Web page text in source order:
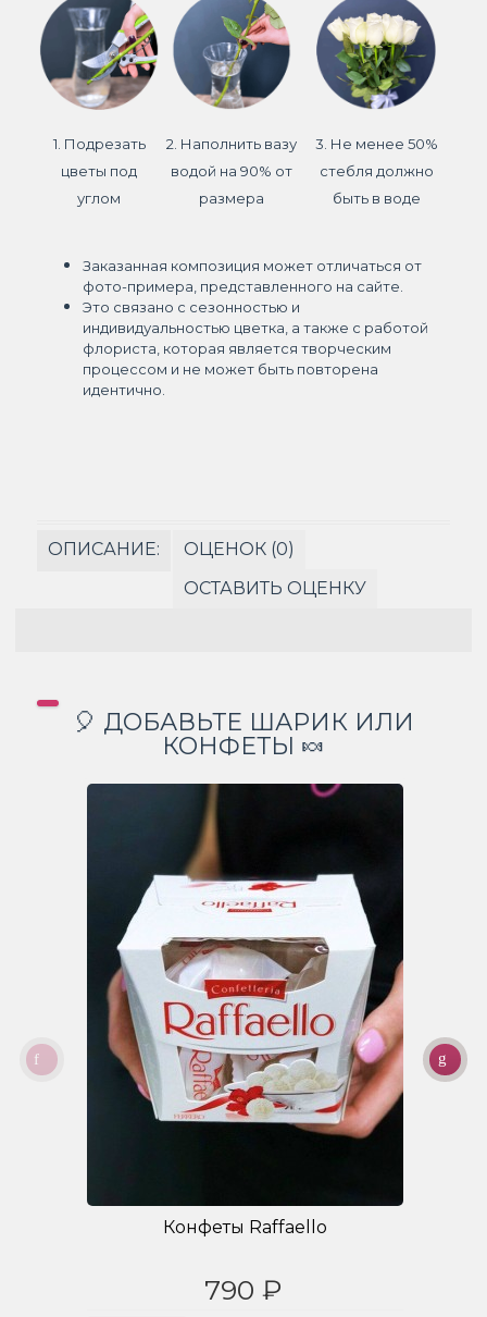
1. Подрезать
цветы под
углом
2. Наполнить вазу
водой на 90% от
размера
3. Не менее 50%
стебля должно
быть в воде
Заказанная композиция может отличаться от
фото-примера, представленного на сайте.
Это связано с сезонностью и
индивидуальностью цветка, а также с работой
флориста, которая является творческим
процессом и не может быть повторена
идентично.
ОПИСАНИЕ:
ОЦЕНОК (0)
ОСТАВИТЬ ОЦЕНКУ
🎈 ДОБАВЬТЕ ШАРИК ИЛИ
КОНФЕТЫ 🍬
Конфеты Raffaello
790 ₽